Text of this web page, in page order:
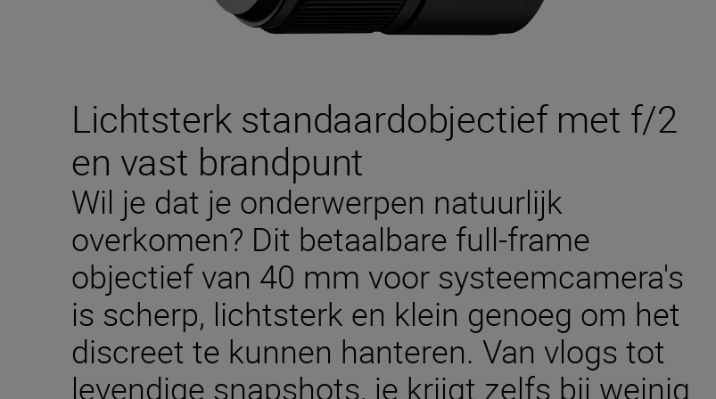
Lichtsterk standaardobjectief met f/2
en vast brandpunt
Wil je dat je onderwerpen natuurlijk
overkomen? Dit betaalbare full-frame
objectief van 40 mm voor systeemcamera's
is scherp, lichtsterk en klein genoeg om het
discreet te kunnen hanteren. Van vlogs tot
levendige snapshots, je krijgt zelfs bij weinig